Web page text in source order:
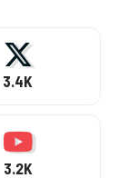
3.4K
3.2K